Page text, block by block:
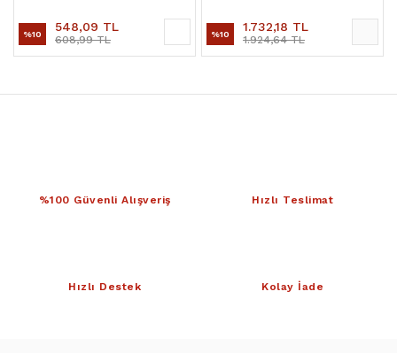
%10 548,09 TL
608,99 TL %10 1.732,18 TL
1.924,64 TL
%100 Güvenli Alışveriş Hızlı Teslimat
Hızlı Destek Kolay İade